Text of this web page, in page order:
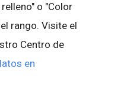
o "Color
rango. Visite el
Centro de
en